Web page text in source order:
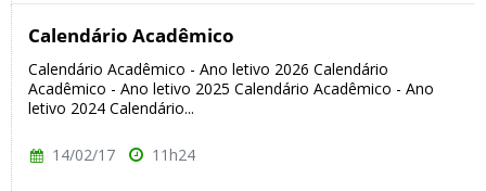
Calendário Acadêmico
Calendário Acadêmico - Ano letivo 2026 Calendário
Acadêmico - Ano letivo 2025 Calendário Acadêmico - Ano
letivo 2024 Calendário...
14/02/17 11h24